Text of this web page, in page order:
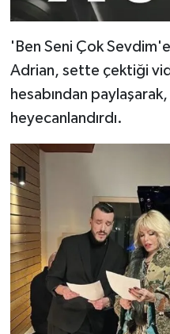
'Ben Seni Çok
Adrian, sette çektiği
hesabından
heyecanlandırdı.